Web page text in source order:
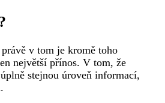
v tom je kromě toho
největší přínos. V­ tom, že
stejnou úroveň informací,